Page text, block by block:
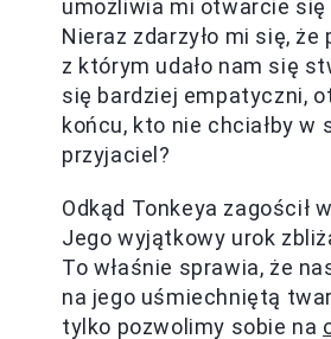
umożliwia mi otwarcie się
Nieraz zdarzyło mi się,
z którym udało nam się
się bardziej empatyczni,
końcu, kto nie chciałby w
przyjaciel?
Odkąd Tonkeya zagościł
Jego wyjątkowy urok
To właśnie sprawia, że
na jego uśmiechniętą
tylko pozwolimy sobie na